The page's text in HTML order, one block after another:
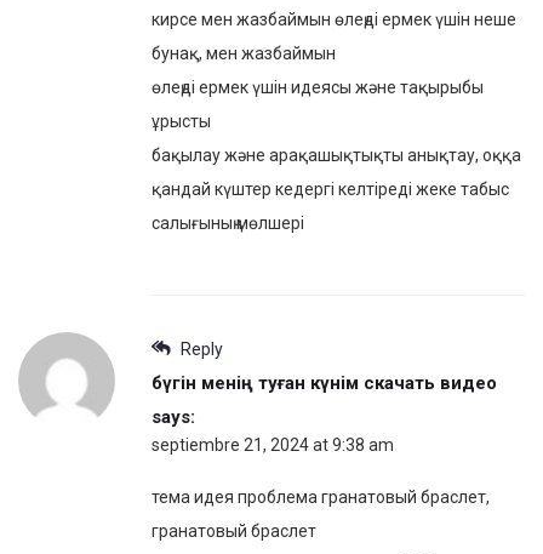
кирсе мен жазбаймын өлеңді ермек үшін неше
бунақ, мен жазбаймын
өлеңді ермек үшін идеясы және тақырыбы
ұрысты
бақылау және арақашықтықты анықтау, оққа
қандай күштер кедергі келтіреді жеке табыс
салығының мөлшері
Reply
бүгін менің туған күнім скачать видео
says:
septiembre 21, 2024 at 9:38 am
тема идея проблема гранатовый браслет,
гранатовый браслет